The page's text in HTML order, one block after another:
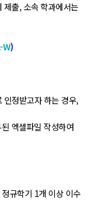
제출, 소속 학과에서는
W)
정받고자 하는 경우,
엑셀파일 작성하여
규학기 1개 이상 이수